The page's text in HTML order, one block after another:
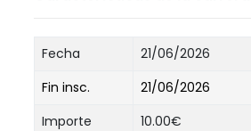
Fecha
21/06/2026
Fin insc.
21/06/2026
Importe
10.00€